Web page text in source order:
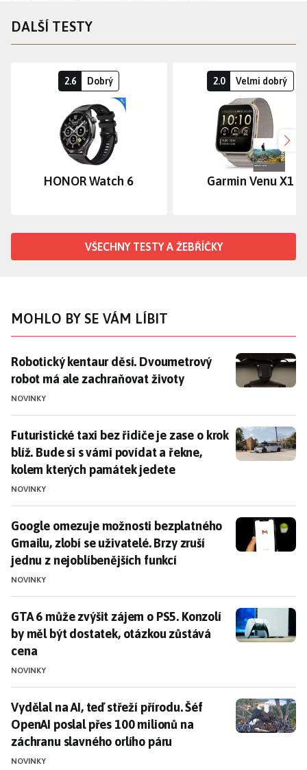
DALŠÍ TESTY
2.6 Dobrý
HONOR Watch 6
2.0 Velmi dobrý
Garmin Venu X1
VŠECHNY TESTY A ŽEBŘÍČKY
MOHLO BY SE VÁM LÍBIT
Robotický kentaur děsí. Dvoumetrový robot má ale
Robotický kentaur děsí. Dvoumetrový
robot má ale zachraňovat životy
NOVINKY
Futuristické taxi bez řidiče je zase o krok blíž. Bude
Futuristické taxi bez řidiče je zase o krok
blíž. Bude si s vámi povídat a řekne,
kolem kterých památek jedete
NOVINKY
Google omezuje možnosti bezplatného Gmailu,
Google omezuje možnosti bezplatného
Gmailu, zlobí se uživatelé. Brzy zruší
jednu z nejoblíbenějších funkcí
NOVINKY
GTA 6 může zvýšit zájem o PS5. Konzolí by měl být
GTA 6 může zvýšit zájem o PS5. Konzolí
by měl být dostatek, otázkou zůstává
cena
NOVINKY
Vydělal na AI, teď střeží přírodu. Šéf OpenAI poslal
Vydělal na AI, teď střeží přírodu. Šéf
OpenAI poslal přes 100 milionů na
záchranu slavného orlího páru
NOVINKY